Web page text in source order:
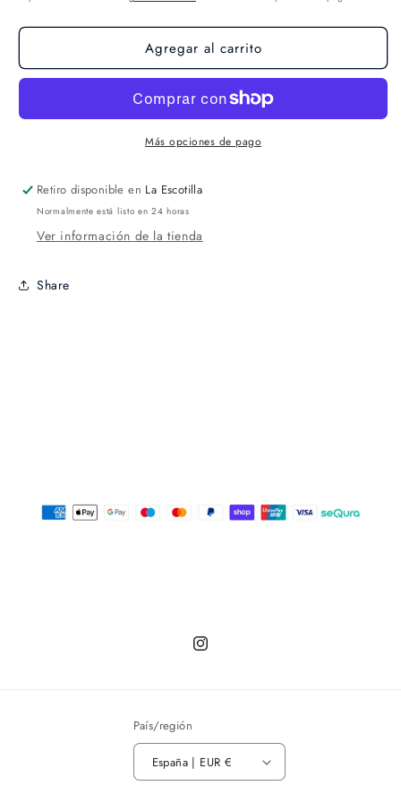
Agregar al carrito
Más opciones de pago
Retiro disponible en La Escotilla
Normalmente está listo en 24 horas
Ver información de la tienda
Share
Instagram
País/región
España | EUR €